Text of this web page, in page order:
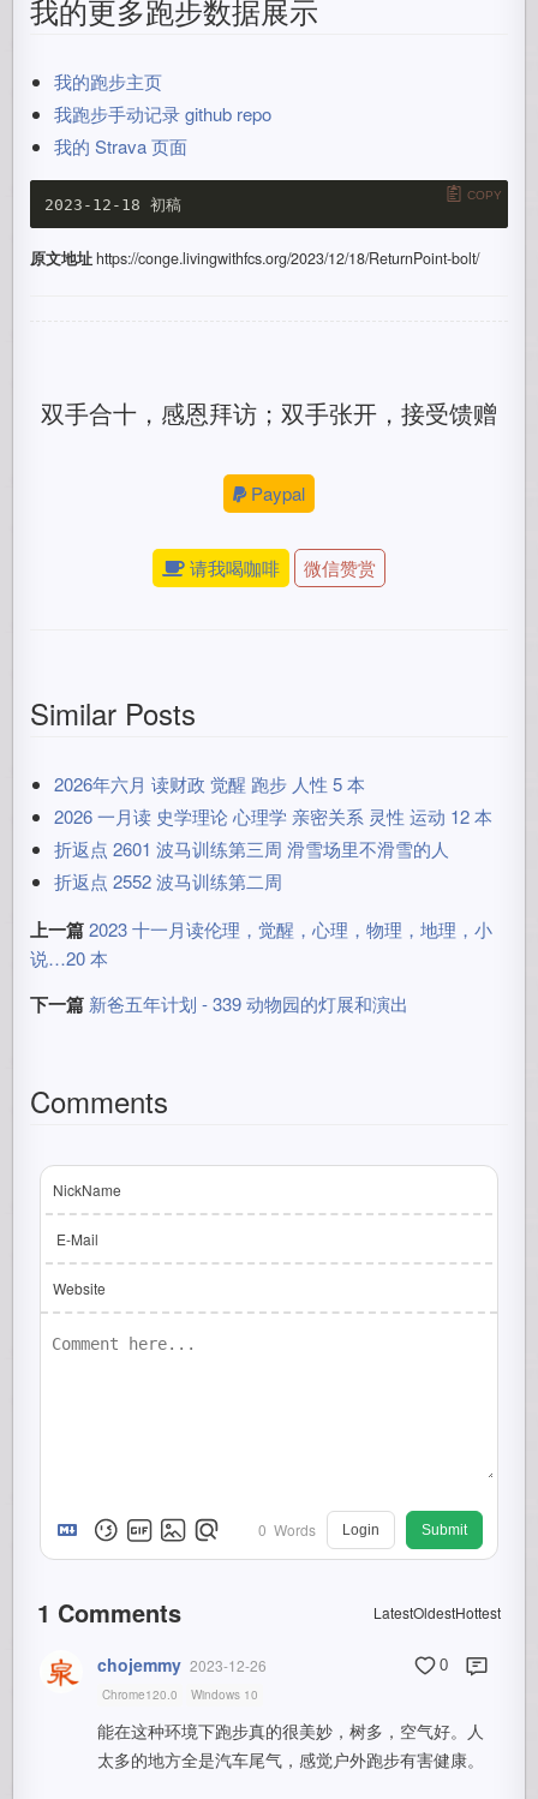
我的更多跑步数据展示
我的跑步主页
我跑步手动记录 github repo
我的 Strava 页面
COPY
原文地址https://conge.livingwithfcs.org/2023/12/18/ReturnPoint-bolt/
双手合十，感恩拜访；双手张开，接受馈赠
Paypal
请我喝咖啡 微信赞赏
Similar Posts
2026年六月 读财政 觉醒 跑步 人性 5 本
2026 一月读 史学理论 心理学 亲密关系 灵性 运动 12 本
折返点 2601 波马训练第三周 滑雪场里不滑雪的人
折返点 2552 波马训练第二周
上一篇 2023 十一月读伦理，觉醒，心理，物理，地理，小
说…20 本
下一篇 新爸五年计划 - 339 动物园的灯展和演出
Comments
NickName
E-Mail
Website
0 Words Login Submit
1 Comments LatestOldestHottest
chojemmy 2023-12-26 0
Chrome120.0 Windows 10
能在这种环境下跑步真的很美妙，树多，空气好。人
太多的地方全是汽车尾气，感觉户外跑步有害健康。